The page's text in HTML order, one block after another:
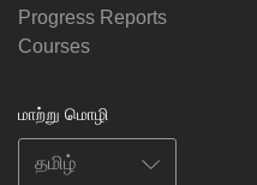
Progress Reports
Courses
மாற்று மொழி